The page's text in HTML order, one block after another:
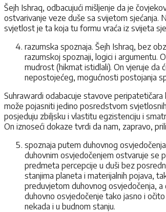
Šejh Ishraq, odbacujući mišljenje da je
ostvarivanje veze duše sa svijetom sjećanja.
svjetlost je ta koja tu formu vraća iz svijeta
razumska spoznaja. Šejh Ishraq, bez
razumskoj spoznaji, logici i argumentu.
mudrost (hikmat istidlali). On vjeruje
nepostojećeg, mogućnosti postojanja
Suhrawardi odabacuje stavove
može pojasniti jedino posredstvom
posjeduju zbiljsku i vlastitu egzistenciju i
On iznoseći dokaze tvrdi da nam, zapravo,
spoznaja putem duhovnog
duhovnim osvjedočenjem ostvaruje se
predmeta percepcije u duši bez
stanjima planeta i materijalnih pojava,
preduvjetom duhovnog osvjedočenja,
duhovno osvjedočenje tako jasno i
nekada i u budnom stanju.